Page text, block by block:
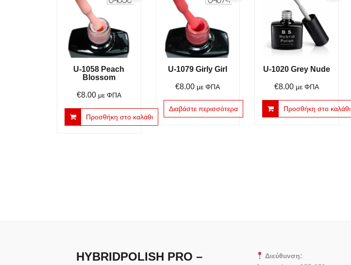
U-1058 Peach
Blossom
€8.00 με ΦΠΑ
Προσθήκη στο καλάθι
U-1079 Girly Girl
€8.00 με ΦΠΑ
Διαβάστε περισσότερα
U-1020 Grey Nude
€8.00 με ΦΠΑ
Προσθήκη στο καλάθι
HYBRIDPOLISH PRO –
Διεύθυνση: